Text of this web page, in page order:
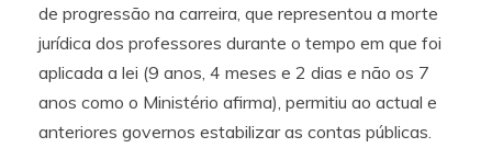
de progressão na carreira, que representou a morte
jurídica dos professores durante o tempo em que foi
aplicada a lei (9 anos, 4 meses e 2 dias e não os 7
anos como o Ministério afirma), permitiu ao actual e
anteriores governos estabilizar as contas públicas.